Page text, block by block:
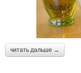
читать дальше →